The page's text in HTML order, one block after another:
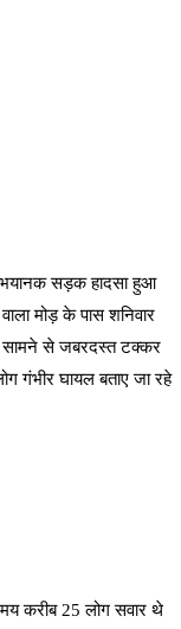
भयानक सड़क हादसा हुआ
मोड़ के पास शनिवार
सामने से जबरदस्त टक्कर
गंभीर घायल बताए जा रहे
करीब 25 लोग सवार थे